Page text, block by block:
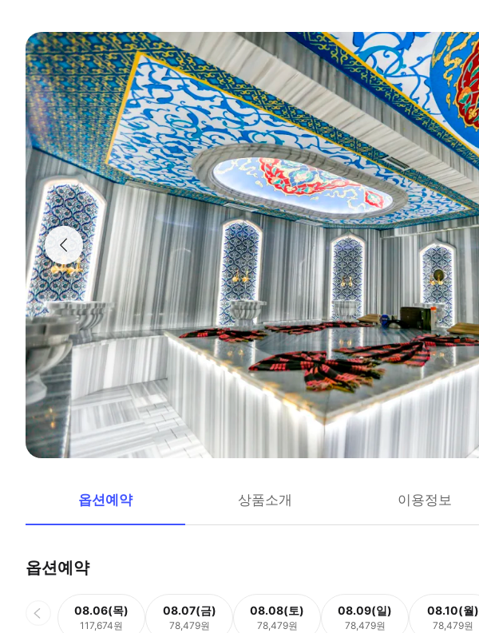
옵션예약 상품소개 이용정보
옵션예약
08.06(목)
117,674원
08.07(금)
78,479원
08.08(토)
78,479원
08.09(일)
78,479원
08.10(월)
78,479원